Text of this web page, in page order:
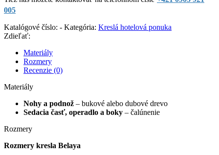
005
Katalógové číslo: - Kategória: Kreslá hotelová ponuka
Zdieľať:
Materiály
Rozmery
Recenzie (0)
Materiály
Nohy a podnož – bukové alebo dubové drevo
Sedacia časť, operadlo a boky – čalúnenie
Rozmery
Rozmery kresla Belaya